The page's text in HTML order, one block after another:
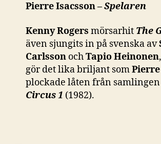
Pierre Isacsson –Spelaren
Kenny Rogers mörsarhit The
även sjungits in på svenska av
Carlsson ochTapio Heinonen
gör det lika briljant som
plockade låten från samlingen
Circus 1 (1982).